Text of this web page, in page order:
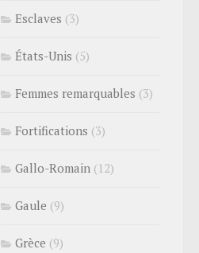
Esclaves (3)
États-Unis (5)
Femmes remarquables (3)
Fortifications (3)
Gallo-Romain (12)
Gaule (9)
Grèce (9)